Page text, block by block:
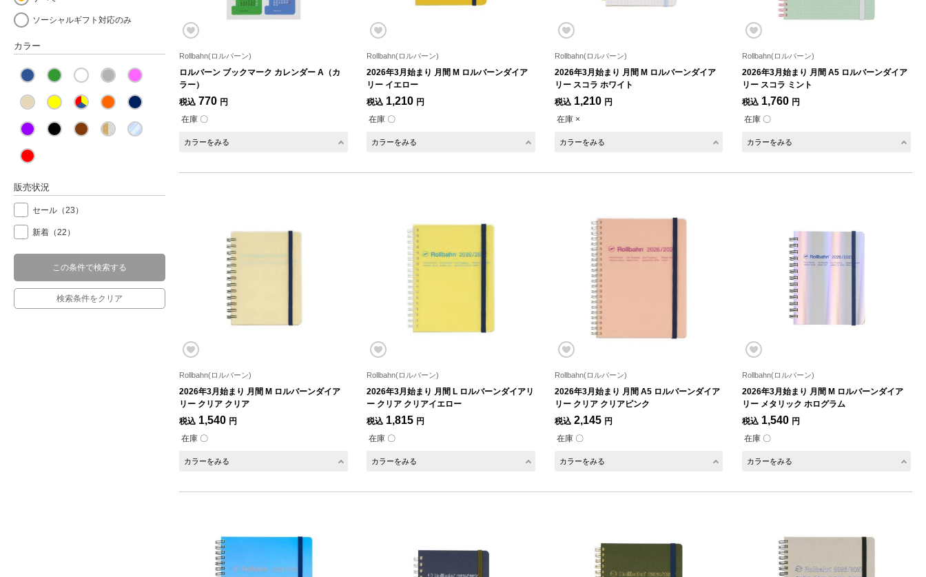
ソーシャルギフト対応のみ
カラー
販売状況
セール （23）
新着 （22）
この条件で検索する
検索条件をクリア
Rollbahn(ロルバーン)
ロルバーン ブックマーク カレンダー A（カ
ラー）
税込 770 円
在庫 〇
カラーをみる
Rollbahn(ロルバーン)
2026年3月始まり 月間 M ロルバーンダイア
リー イエロー
税込 1,210 円
在庫 〇
カラーをみる
Rollbahn(ロルバーン)
2026年3月始まり 月間 M ロルバーンダイア
リー スコラ ホワイト
税込 1,210 円
在庫 ×
カラーをみる
Rollbahn(ロルバーン)
2026年3月始まり 月間 A5 ロルバーンダイア
リー スコラ ミント
税込 1,760 円
在庫 〇
カラーをみる
Rollbahn(ロルバーン)
2026年3月始まり 月間 M ロルバーンダイア
リー クリア クリア
税込 1,540 円
在庫 〇
カラーをみる
Rollbahn(ロルバーン)
2026年3月始まり 月間 L ロルバーンダイアリ
ー クリア クリアイエロー
税込 1,815 円
在庫 〇
カラーをみる
Rollbahn(ロルバーン)
2026年3月始まり 月間 A5 ロルバーンダイア
リー クリア クリアピンク
税込 2,145 円
在庫 〇
カラーをみる
Rollbahn(ロルバーン)
2026年3月始まり 月間 M ロルバーンダイア
リー メタリック ホログラム
税込 1,540 円
在庫 〇
カラーをみる